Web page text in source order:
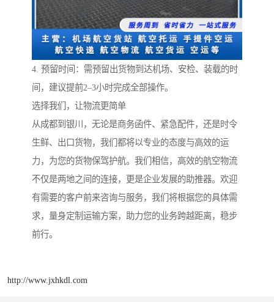
4. 预留时间：需预留出货物到达机场、安检、装载的时
间，建议提前2–3小时完成全部操作。
选择我们，让物流更简单
从成都到银川，无论是商务函件、紧急配件，还是时令
生鲜、出口货物，我们都将以专业的态度与高效的运
力，为您的货物保驾护航。我们相信，高效的航空物流
不仅是两地之间的连接，更是企业发展的助推器。欢迎
有需要的客户前来咨询与服务，我们将根据您的具体需
求，量身定制运输方案，助力您的业务跨越距离，稳步
前行。
http://www.jxhkdl.com